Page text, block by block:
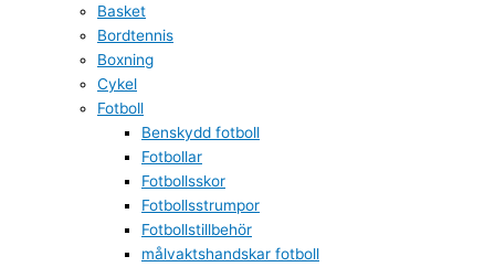
Basket
Bordtennis
Boxning
Cykel
Fotboll
Benskydd fotboll
Fotbollar
Fotbollsskor
Fotbollsstrumpor
Fotbollstillbehör
målvaktshandskar fotboll